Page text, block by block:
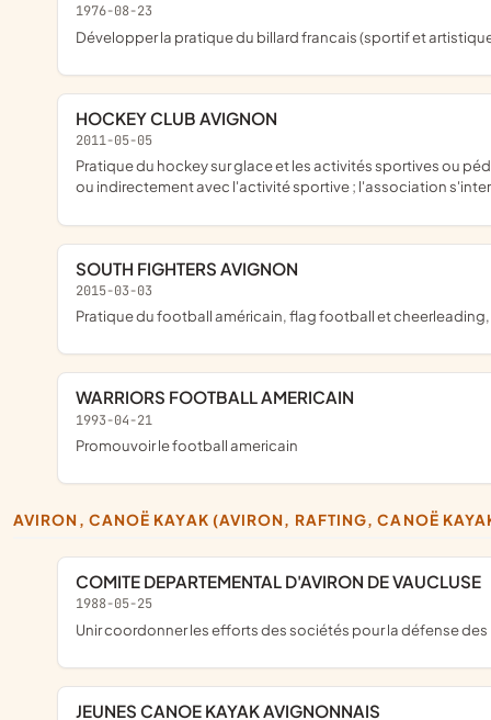
1976-08-23
développer la pratique du billard francais (sportif et
HOCKEY CLUB AVIGNON
2011-05-05
pratique du hockey sur glace et les activités sportives ou pédagogiques en relation avec la préparation physique nécessaire à la pratique de ce sport ; l'organisation évènementielle se rapportant directement
ou indirectement avec l'activité sportive ; l'association
SOUTH FIGHTERS AVIGNON
2015-03-03
pratique du football américain, flag football et
WARRIORS FOOTBALL AMERICAIN
1993-04-21
promouvoir le football americain
AVIRON, CANOË KAYAK (AVIRON, RAFTING, CANOË
COMITE DEPARTEMENTAL D'AVIRON DE VAUCLUSE
1988-05-25
unir coordonner les efforts des sociétés pour la défense
JEUNES CANOE KAYAK AVIGNONNAIS